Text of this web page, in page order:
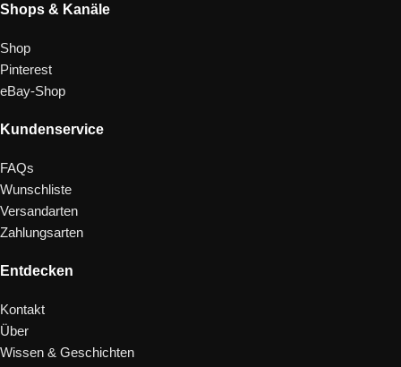
Shops & Kanäle
Shop
Pinterest
eBay-Shop
Kundenservice
FAQs
Wunschliste
Versandarten
Zahlungsarten
Entdecken
Kontakt
Über
Wissen & Geschichten